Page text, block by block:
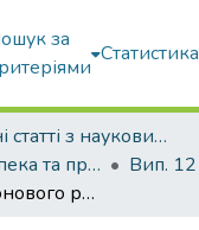
за
Статистика
Вибрані статті з наукових збірників КНУБА
Екологічна безпека та природокористування
Вип. 12
Проблема радонового ризику в екології